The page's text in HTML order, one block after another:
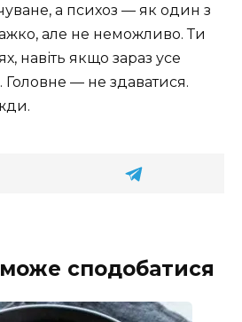
а психоз — як один з
але не неможливо. Ти
навіть якщо зараз усе
Головне — не здаватися.
сподобатися